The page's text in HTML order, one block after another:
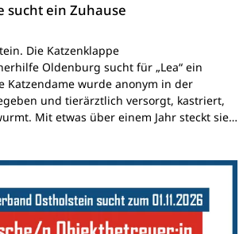
sucht ein Zuhause
Die Katzenklappe
Oldenburg sucht für „Lea“ ein
Katzendame wurde anonym in der
und tierärztlich versorgt, kastriert,
Mit etwas über einem Jahr steckt sie…